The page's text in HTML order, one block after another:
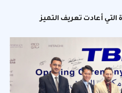
التي أعادت تعريف التميز